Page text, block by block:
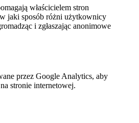
właścicielem stron
jaki sposób różni użytkownicy
i zgłaszając anonimowe
przez Google Analytics, aby
stronie internetowej.